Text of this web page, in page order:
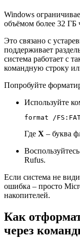
Windows
объёмом более 32 ГБ
Это связано с
поддерживает
система работает с
командную строку
Попробуйте
Используйте
format /
Где X – буква
Rufus.
Если система не
ошибка – просто
накопителей.
Как
через